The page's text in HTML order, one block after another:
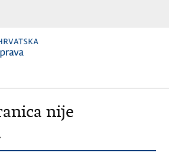
nije